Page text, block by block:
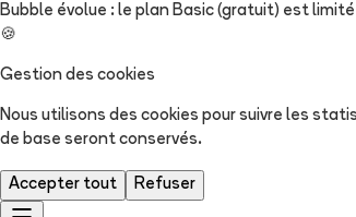
Bubble évolue : le plan Basic (gratuit) est
🍪
Gestion des cookies
Nous utilisons des cookies pour suivre les
de base seront conservés.
Accepter tout Refuser